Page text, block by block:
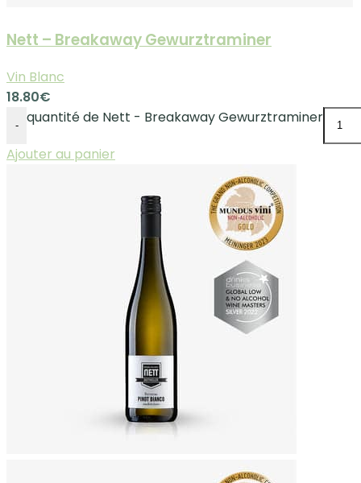
Nett – Breakaway Gewurztraminer
Vin Blanc
18.80€
-
quantité de Nett - Breakaway Gewurztraminer
Ajouter au panier